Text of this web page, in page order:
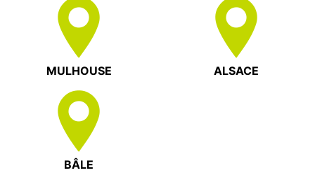
MULHOUSE ALSACE
BÂLE